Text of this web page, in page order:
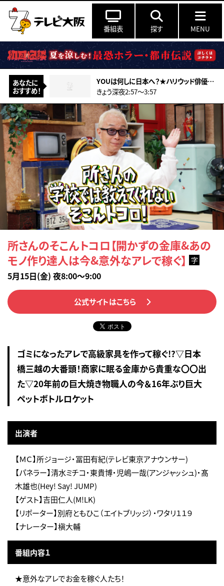
番組表 探す MENU
あなたに
おすすめ！
YOUは何しに日本へ？★ハリウッド俳優ガチ密着＆産まれた子に初対面
きょう深夜2:57〜3:57
所さんのそこんトコロ【開かずの金庫&あの
モノ作り達人は今&意外なアレで稼ぐ】
字
5月15日(金) 夜8:00～9:00
公式サイトはこちら
ゴミになったアレで高級家具を作って稼ぐ!?▽日本
橋三越の大番頭！商家に眠る金庫から貴重な〇〇出
た▽20年前の巨大焼き物職人の今＆16年ぶり巨大
ペットボトルロケット
出演者
【ＭＣ】所ジョージ・冨田有紀(テレビ東京アナウンサー)
【パネラー】清水ミチコ・東貴博・児嶋一哉(アンジャッシュ)・髙
木雄也(Hey! Say! JUMP)
【ゲスト】吉田仁人(M!LK)
【リポーター】別府ともひこ（エイトブリッジ）・ワタリ１１９
【ナレーター】槇大輔
番組内容１
★意外なアレでお金を稼ぐ人たち！